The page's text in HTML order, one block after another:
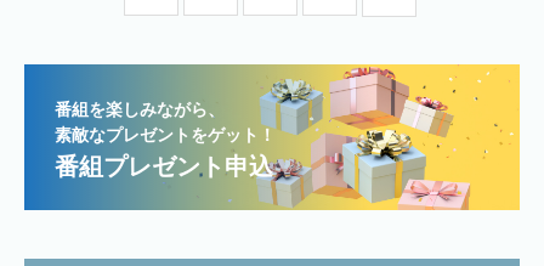
番組を楽しみながら、
素敵なプレゼントをゲット！
番組プレゼント申込